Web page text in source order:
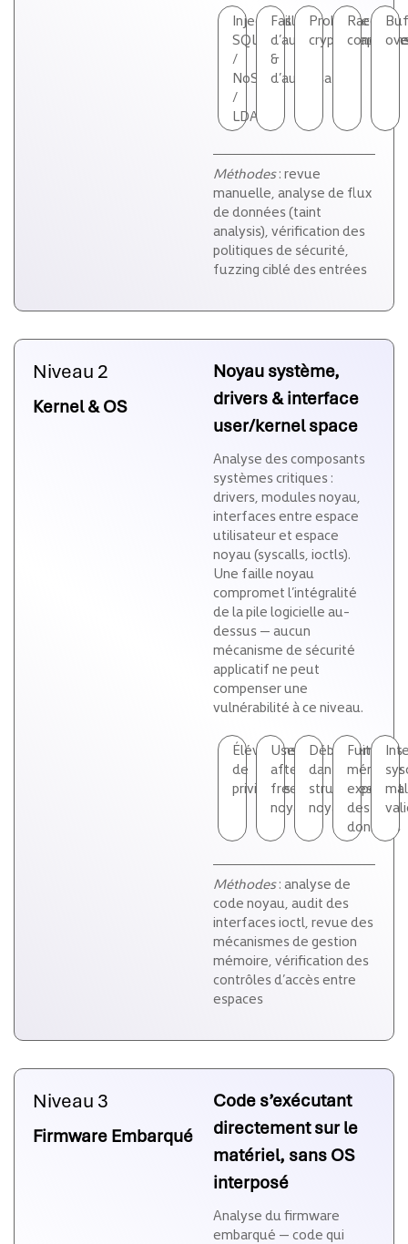
Injections
SQL
/
NoSQL
/
LDAP
Failles
d’auth
&
d’autorisation
Problèmes
Race
Méthodes: revue
manuelle, analyse de flux
de données (taint
analysis), vérification des
politiques de sécurité,
fuzzing ciblé des entrées
Niveau 2
Kernel & OS
Noyau système,
drivers & interface
user/kernel space
Analyse des composants
systèmes critiques :
drivers, modules noyau,
interfaces entre espace
utilisateur et espace
noyau (syscalls, ioctls).
Une faille noyau
compromet l’intégralité
de la pile logicielle au-
dessus — aucun
mécanisme de sécurité
applicatif ne peut
compenser une
vulnérabilité à ce niveau.
Élévations
de
privilèges
Use-
after-
free
noyau
Débordements
dans
structures
noyau
Fuites
mémoire
exposant
des
données
mal
Méthodes: analyse de
code noyau, audit des
interfaces ioctl, revue des
mécanismes de gestion
mémoire, vérification des
contrôles d’accès entre
espaces
Niveau 3
Firmware Embarqué
Code s’exécutant
directement sur le
matériel, sans OS
interposé
Analyse du firmware
embarqué — code qui